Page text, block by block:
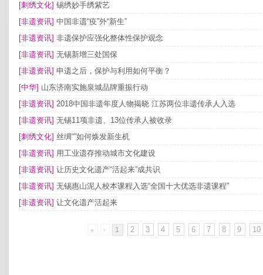
[刺绣文化] 锡绣妙手绣紫艺
[非遗资讯] 中国非遗“疫”外“新生”
[非遗资讯] 非遗保护应强化整体性保护观念
[非遗资讯] 无锡新增三处国保
[非遗资讯] 申遗之后，保护与利用如何平衡？
[中华] 山东济南实施泉城品牌重振行动
[非遗资讯] 2018中国非遗年度人物揭晓 江苏两位非遗传承人入选
[非遗资讯] 无锡11项非遗、13位传承人被收录
[刺绣文化] 丝绸“”如何焕发新生机
[非遗资讯] 用工业遗存推动城市文化建设
[非遗资讯] 让历史文化遗产“活起来”成共识
[非遗资讯] 无锡惠山泥人校本课程入选“全国十大优选非遗课程”
[非遗资讯] 让文化遗产活起来
« ‹ 1 2 3 4 5 6 7 8 9 10